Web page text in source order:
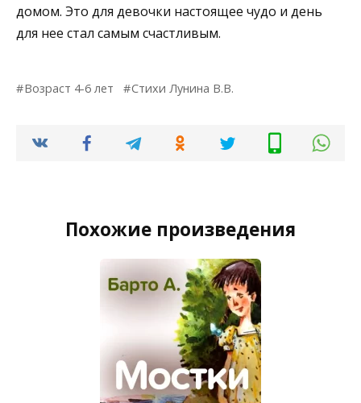
домом. Это для девочки настоящее чудо и день
для нее стал самым счастливым.
Возраст 4-6 лет Стихи Лунина В.В.
Похожие произведения